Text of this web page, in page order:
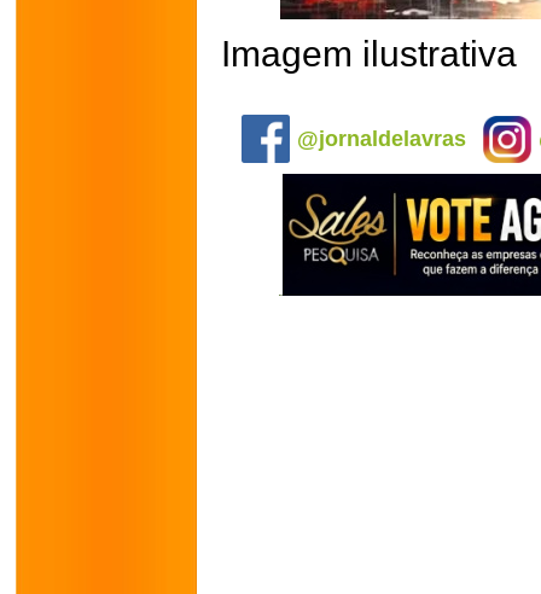
Imagem ilustrativa
@jornaldelavras